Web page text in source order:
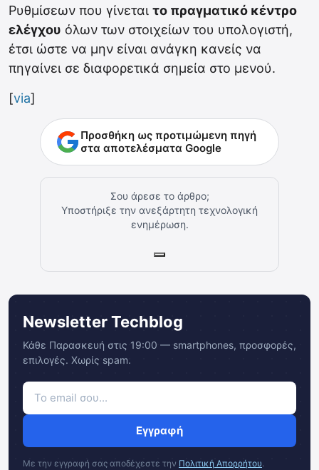
Ρυθμίσεων που γίνεται το πραγματικό κέντρο
ελέγχου όλων των στοιχείων του υπολογιστή,
έτσι ώστε να μην είναι ανάγκη κανείς να
πηγαίνει σε διαφορετικά σημεία στο μενού.
[via]
Προσθήκη ως προτιμώμενη πηγή
στα αποτελέσματα Google
Σου άρεσε το άρθρο;
Υποστήριξε την ανεξάρτητη τεχνολογική
ενημέρωση.
Newsletter Techblog
Κάθε Παρασκευή στις 19:00 — smartphones, προσφορές,
επιλογές. Χωρίς spam.
Εγγραφή
Με την εγγραφή σας αποδέχεστε την Πολιτική Απορρήτου.